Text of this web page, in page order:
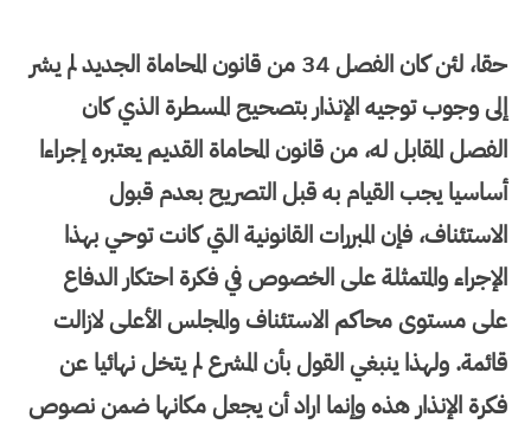
حقا، لئن كان الفصل 34 من قانون المحاماة الجديد لم يشر
إلى وجوب توجيه الإنذار بتصحيح المسطرة الذي كان
الفصل المقابل له، من قانون المحاماة القديم يعتبره إجراءا
أساسيا يجب القيام به قبل التصريح بعدم قبول
الاستئناف، فإن المبررات القانونية التي كانت توحي بهذا
الإجراء والمتمثلة على الخصوص في فكرة احتكار الدفاع
على مستوى محاكم الاستئناف والمجلس الأعلى لازالت
قائمة. ولهذا ينبغي القول بأن المشرع لم يتخل نهائيا عن
فكرة الإنذار هذه وإنما اراد أن يجعل مكانها ضمن نصوص